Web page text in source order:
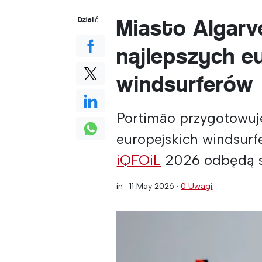
Miasto
najlepszych
windsurferów
Portimão
europejskich
iQFOiL 2026 odbędą
in ·11 May 2026 ·0 Uwagi
Dzielić